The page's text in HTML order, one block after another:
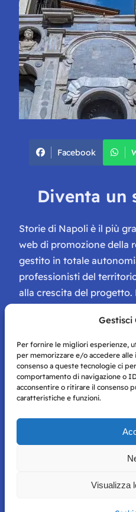
Gestisci
Per fornire le migliori esperienze,
per memorizzare e/o accedere
consenso a queste tecnologie ci
comportamento di navigazione o
acconsentire o ritirare il consenso
caratteristiche e funzioni.
Visualizza
Facebook
Diventa un
Storie di Napoli è il più
web di promozione della
gestito in totale
professionisti del
alla crescita del
tessera di Storie
e inviti ad eventi esclusivi!
Storie di Napoli è una testata
per mero scopo didattico e
perseguito secondo i termini di